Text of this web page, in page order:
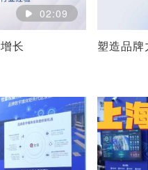
02:09
长 塑造品牌